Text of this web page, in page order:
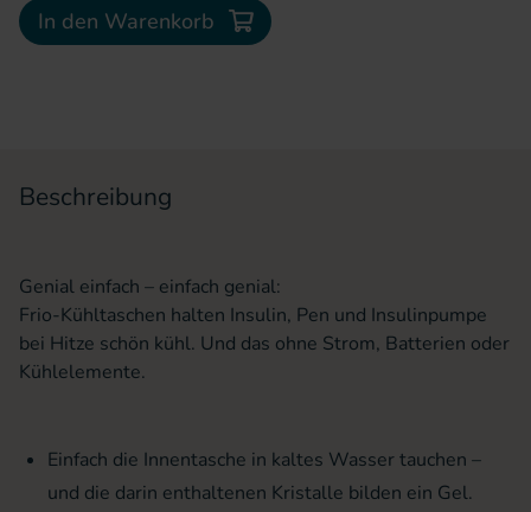
In den Warenkorb
Beschreibung
Genial einfach – einfach genial:
Frio-Kühltaschen halten Insulin, Pen und Insulinpumpe
bei Hitze schön kühl. Und das ohne Strom, Batterien oder
Kühlelemente.
Einfach die Innentasche in kaltes Wasser tauchen –
und die darin enthaltenen Kristalle bilden ein Gel.